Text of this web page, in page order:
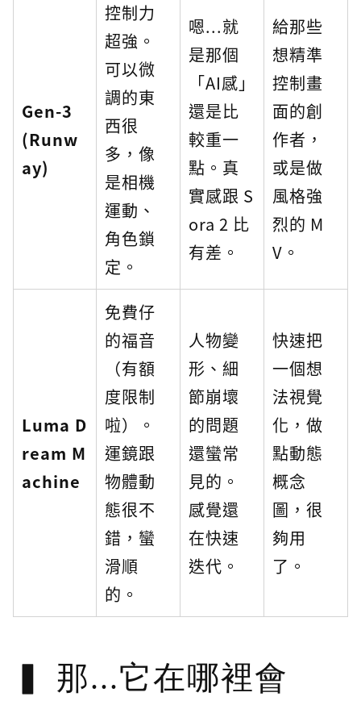
Gen-3
(Runw
ay)
控制力
超強。
可以微
調的東
西很
多，像
是相機
運動、
角色鎖
定。
嗯...就
是那個
「AI感」
還是比
較重一
點。真
實感跟 S
ora 2 比
有差。
給那些
想精準
控制畫
面的創
作者，
或是做
風格強
烈的 M
V。
Luma D
ream M
achine
免費仔
的福音
（有額
度限制
啦）。
運鏡跟
物體動
態很不
錯，蠻
滑順
的。
人物變
形、細
節崩壞
的問題
還蠻常
見的。
感覺還
在快速
迭代。
快速把
一個想
法視覺
化，做
點動態
概念
圖，很
夠用
了。
那...它在哪裡會